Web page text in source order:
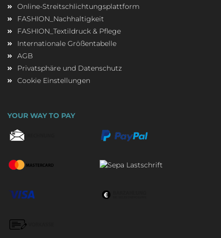
Online-Streitschlichtungsplattform
FASHION_Nachhaltigkeit
FASHION_Textildruck & Pflege
Internationale Größentabelle
AGB
Privatsphäre und Datenschutz
Cookie Einstellungen
YOUR WAY TO PAY